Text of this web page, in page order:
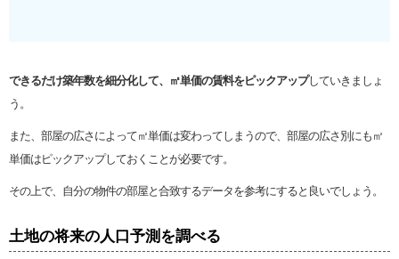
できるだけ築年数を細分化して、㎡単価の賃料をピックアップしていきましょ
う。
また、部屋の広さによって㎡単価は変わってしまうので、部屋の広さ別にも㎡
単価はピックアップしておくことが必要です。
その上で、自分の物件の部屋と合致するデータを参考にすると良いでしょう。
土地の将来の人口予測を調べる